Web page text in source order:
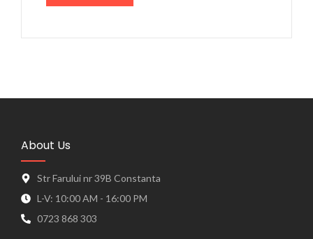
About Us
Str Farului nr 39B Constanta
L-V: 10:00 AM - 16:00 PM
0723 868 303